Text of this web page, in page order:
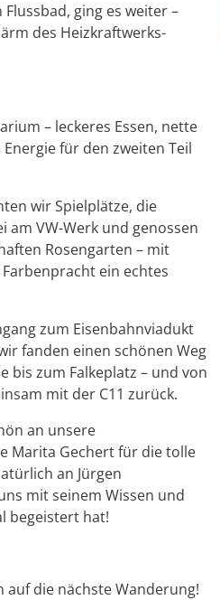
ging es weiter –
des Heizkraftwerks-
– leckeres Essen, nette
für den zweiten Teil
wir Spielplätze, die
am VW-Werk und genossen
Rosengarten – mit
ein echtes
zum Eisenbahnviadukt
fanden einen schönen Weg
bis zum Falkeplatz – und von
mit der C11 zurück.
an unsere
Marita Gechert für die tolle
an Jürgen
mit seinem Wissen und
begeistert hat!
auf die nächste Wanderung!